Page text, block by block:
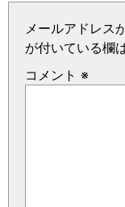
メールアドレス
が付いている欄
コメント ※